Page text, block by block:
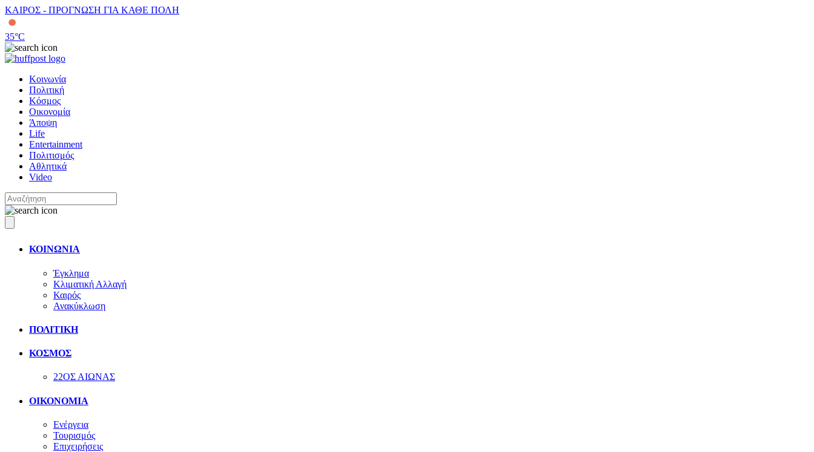
ΚΑΙΡΟΣ - ΠΡΟΓΝΩΣΗ ΓΙΑ ΚΑΘΕ ΠΟΛΗ
35°C
Κοινωνία
Πολιτική
Κόσμος
Οικονομία
Άποψη
Life
Entertainment
Πολιτισμός
Αθλητικά
Video
ΚΟΙΝΩΝΙΑ
Έγκλημα
Κλιματική Αλλαγή
Καιρός
Ανακύκλωση
ΠΟΛΙΤΙΚΗ
ΚΟΣΜΟΣ
22ΟΣ ΑΙΩΝΑΣ
ΟΙΚΟΝΟΜΙΑ
Ενέργεια
Τουρισμός
Επιχειρήσεις